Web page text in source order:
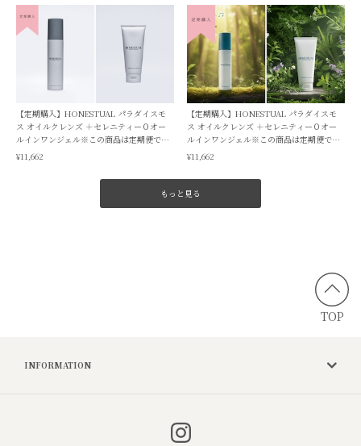
【定期購入】HONESTUAL パラダイスモ
ス オイルクレンズ ＋セレニティー０オー
ルインワンジェル※この商品は定期便で
す。毎月1回のお届け予定です。
¥11,662
【定期購入】HONESTUAL パラダイスモ
ス オイルクレンズ ＋セレニティー０オー
ルインワンジェル※この商品は定期便で
す。毎月1回のお届け予定です。
¥11,662
もっと見る
TOP
INFORMATION